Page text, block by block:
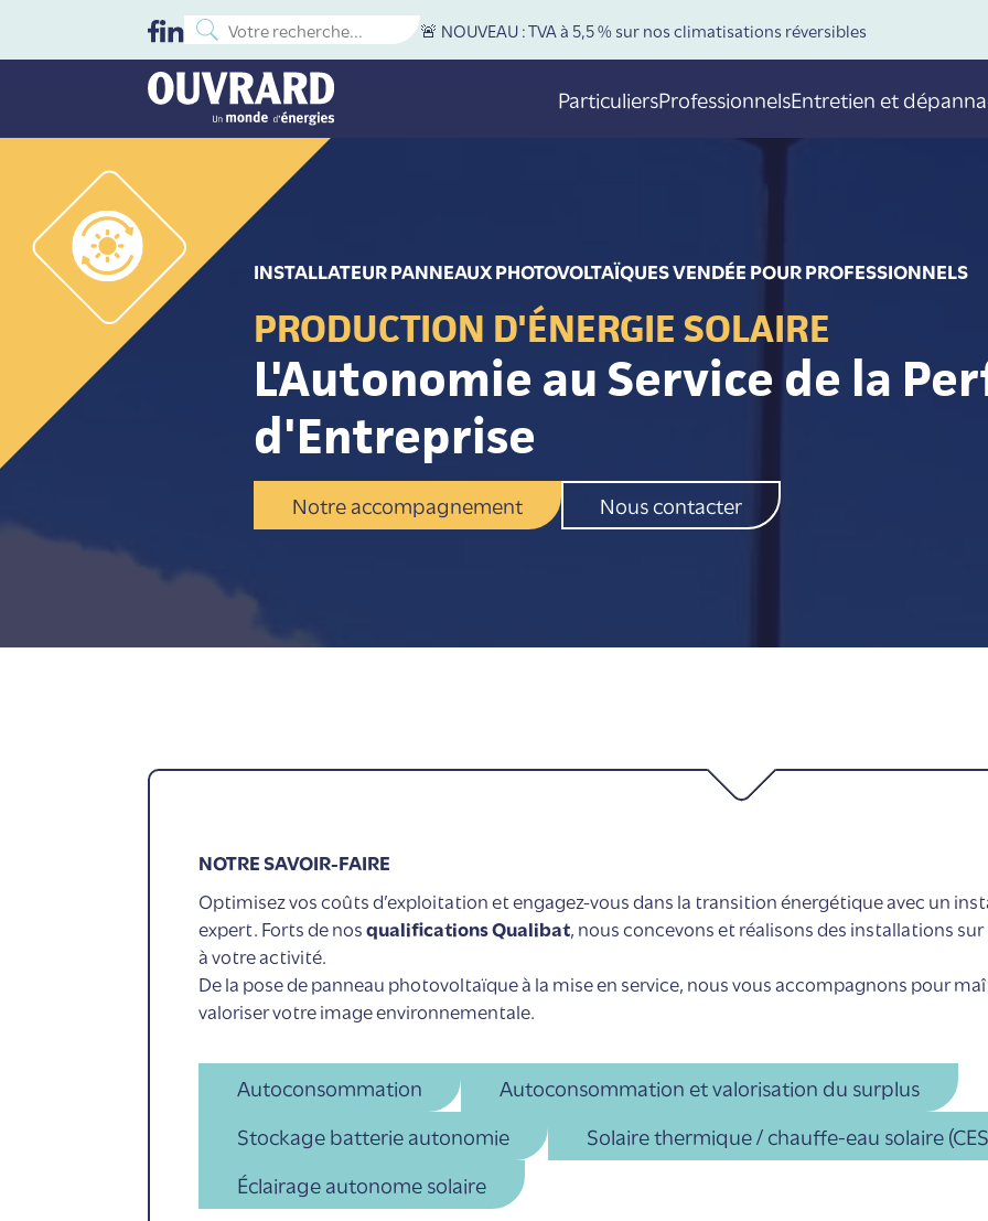
🚨 NOUVEAU : TVA à 5,5 % sur nos climatisations réversibles
ParticuliersProfessionnelsEntretien et
INSTALLATEUR PANNEAUX PHOTOVOLTAÏQUES VENDÉE POUR PROFESSIONNELS
PRODUCTION D'ÉNERGIE SOLAIRE
L'Autonomie au Service de la
d'Entreprise
Notre accompagnement Nous contacter
NOTRE SAVOIR-FAIRE
Optimisez vos coûts d’exploitation et engagez-vous dans la transition énergétique avec un
expert. Forts de nosqualifications Qualibat, nous concevons et réalisons des installations
à votre activité.
De la pose de panneau photovoltaïque à la mise en service, nous vous accompagnons pour
valoriser votre image environnementale.
Autoconsommation
Autoconsommation et valorisation du surplus
Stockage batterie autonomie
Solaire thermique / chauffe-eau solaire
Éclairage autonome solaire